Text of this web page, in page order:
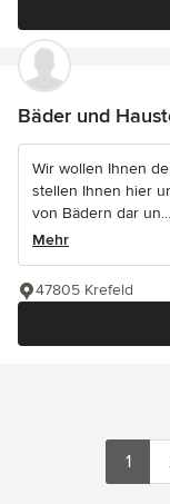
Bäder und
Wir wollen Ihnen
stellen Ihnen hier
von Bädern dar un...
Mehr
47805 Krefeld
1